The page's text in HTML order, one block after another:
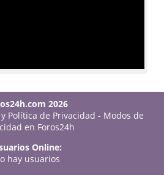
2026
Política de Privacidad - Modos de
en Foros24h
Online:
hay usuarios